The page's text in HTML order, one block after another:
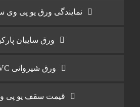
نمایندگی ورق یو پی وی
ورق سایبان
ورق شیروانی UPVC
قیمت سقف یو پی